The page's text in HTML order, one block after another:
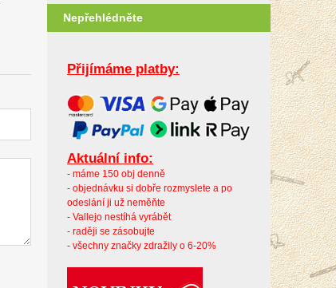
Nepřehlédněte
Přijímáme platby:
Aktuální info:
- máme 150 obj denně
- objednávku si dobře rozmyslete a po
odeslání ji už neměňte
- Vallejo nestíhá vyrábět
- raději se zásobujte
- všechny značky zdražily o 6-20%